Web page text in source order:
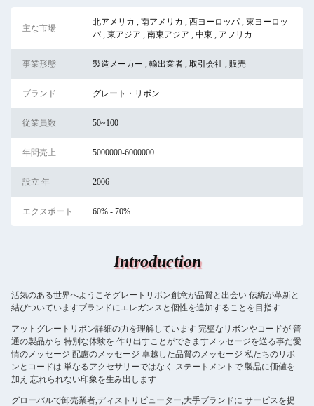
主な市場
北アメリカ , 南アメリカ , 西ヨーロッパ , 東ヨーロッ
パ , 東アジア , 南東アジア , 中東 , アフリカ
事業形態 製造メーカー , 輸出業者 , 取引会社 , 販売
ブランド グレート・リボン
従業員数 50~100
年間売上 5000000-6000000
設立 年 2006
エクスポート 60% - 70%
Introduction
活気のある世界へようこそグレートリボン創意が品質と出会い 伝統が革新と
結びついていますブランドにエレガンスと個性を追加することを目指す.
アット グレートリボン詳細の力を理解しています 完璧なリボンやコードが 普
通の製品から 特別な体験を 作り出すことができますメッセージを送る事だ愛
情のメッセージ 配慮のメッセージ 卓越した品質のメッセージ 私たちのリボ
ンとコードは 単なるアクセサリーではなく ステートメントで 製品に価値を
加え 忘れられない印象を生み出します
グローバルで卸売業者,ディストリビューター,大手ブランドに サービスを提